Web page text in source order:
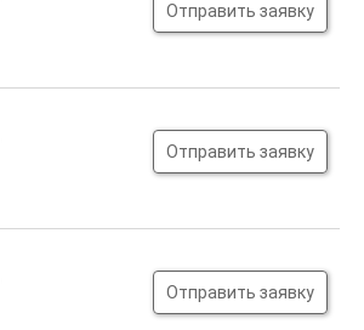
Отправить заявку
Отправить заявку
Отправить заявку